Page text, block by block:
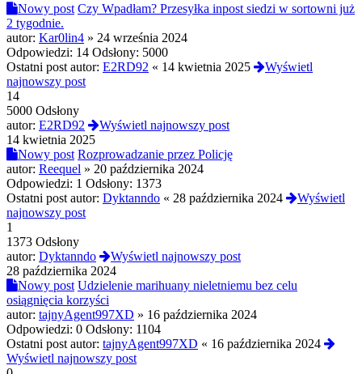
Nowy post Czy Wpadłam? Przesyłka inpost siedzi w sortowni już
2 tygodnie.
autor: Kar0lin4 » 24 września 2024
Odpowiedzi: 14 Odsłony: 5000
Ostatni post autor: E2RD92 « 14 kwietnia 2025
Wyświetl
najnowszy post
14
5000 Odsłony
autor: E2RD92
Wyświetl najnowszy post
14 kwietnia 2025
Nowy post Rozprowadzanie przez Policję
autor: Reequel » 20 października 2024
Odpowiedzi: 1 Odsłony: 1373
Ostatni post autor: Dyktanndo « 28 października 2024
Wyświetl
najnowszy post
1
1373 Odsłony
autor: Dyktanndo
Wyświetl najnowszy post
28 października 2024
Nowy post Udzielenie marihuany nieletniemu bez celu
osiągnięcia korzyści
autor: tajnyAgent997XD » 16 października 2024
Odpowiedzi: 0 Odsłony: 1104
Ostatni post autor: tajnyAgent997XD « 16 października 2024
Wyświetl najnowszy post